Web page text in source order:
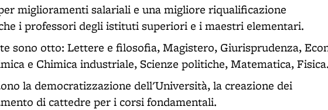
miglioramenti salariali e una migliore riqualificazione
i professori degli istituti superiori e i maestri elementari.
sono otto: Lettere e filosofia, Magistero, Giurisprudenza,
e Chimica industriale, Scienze politiche, Matematica, Fisica.
la democratizzazione dell'Università, la creazione dei
di cattedre per i corsi fondamentali.